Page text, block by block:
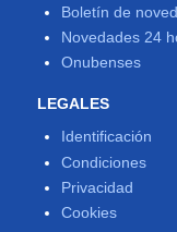
Boletín de
Novedades 24
Onubenses
LEGALES
Identificación
Condiciones
Privacidad
Cookies